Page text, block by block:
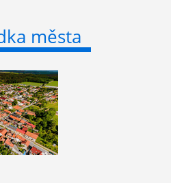
města